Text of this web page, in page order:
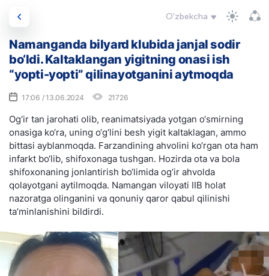
O'zbekcha
Namanganda bilyard klubida janjal sodir
bo‘ldi. Kaltaklangan yigitning onasi ish
“yopti-yopti” qilinayotganini aytmoqda
17:06 / 13.06.2024 21726
Og‘ir tan jarohati olib, reanimatsiyada yotgan o‘smirning
onasiga ko‘ra, uning o‘g‘lini besh yigit kaltaklagan, ammo
bittasi ayblanmoqda. Farzandining ahvolini ko‘rgan ota ham
infarkt bo‘lib, shifoxonaga tushgan. Hozirda ota va bola
shifoxonaning jonlantirish bo‘limida og‘ir ahvolda
qolayotgani aytilmoqda. Namangan viloyati IIB holat
nazoratga olinganini va qonuniy qaror qabul qilinishi
ta’minlanishini bildirdi.